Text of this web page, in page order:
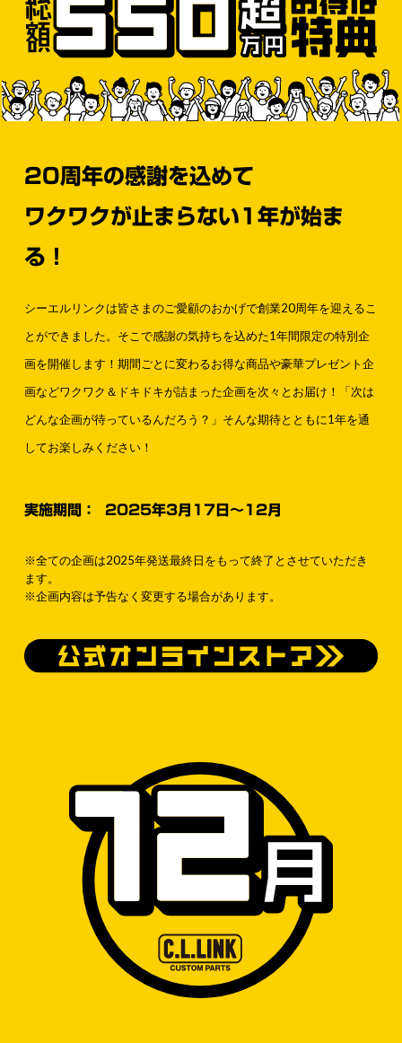
20周年の感謝を込めて
ワクワクが止まらない1年が始ま
る！
シーエルリンクは皆さまのご愛顧のおかげで創業20周年を迎えるこ
とができました。そこで感謝の気持ちを込めた1年間限定の特別企
画を開催します！期間ごとに変わるお得な商品や豪華プレゼント企
画などワクワク＆ドキドキが詰まった企画を次々とお届け！「次は
どんな企画が待っているんだろう？」そんな期待とともに1年を通
してお楽しみください！
実施期間： 2025年3月17日〜12月
※全ての企画は2025年発送最終日をもって終了とさせていただき
ます。
※企画内容は予告なく変更する場合があります。